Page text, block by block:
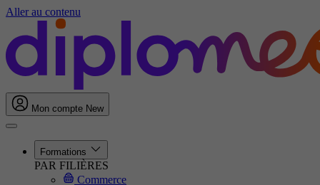
Aller au contenu
Mon compte New
Formations
PAR FILIÈRES
Commerce